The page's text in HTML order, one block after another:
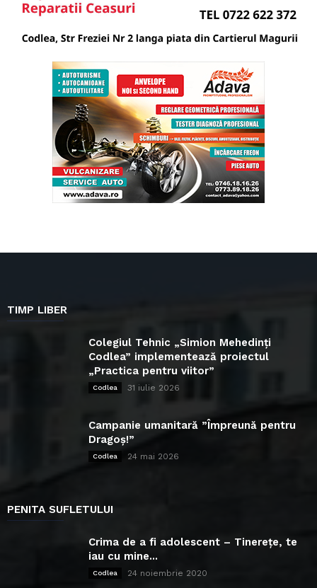
TIMP LIBER
Colegiul Tehnic „Simion Mehedinți
Codlea” implementează proiectul
„Practica pentru viitor”
Codlea 31 iulie 2026
Campanie umanitară ”Împreună pentru
Dragoș!”
Codlea 24 mai 2026
PENITA SUFLETULUI
Crima de a fi adolescent – Tinerețe, te
iau cu mine...
Codlea 24 noiembrie 2020